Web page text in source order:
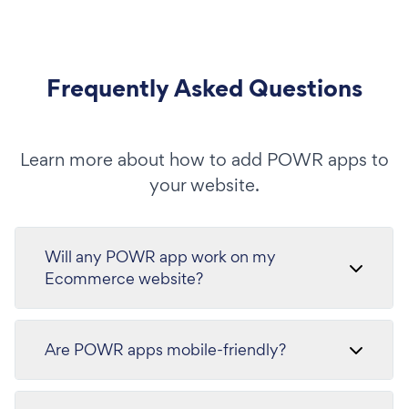
Frequently Asked Questions
Learn more about how to add POWR apps to
your website.
Will any POWR app work on my
Ecommerce website?
Are POWR apps mobile-friendly?